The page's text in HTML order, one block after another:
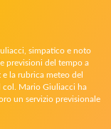
simpatico e noto
previsioni del tempo a
la rubrica meteo del
col. Mario Giuliacci ha
un servizio previsionale